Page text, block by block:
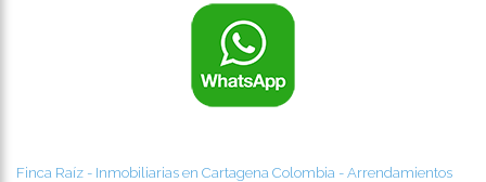
Finca Raíz - Inmobiliarias en Cartagena Colombia - Arrendamientos